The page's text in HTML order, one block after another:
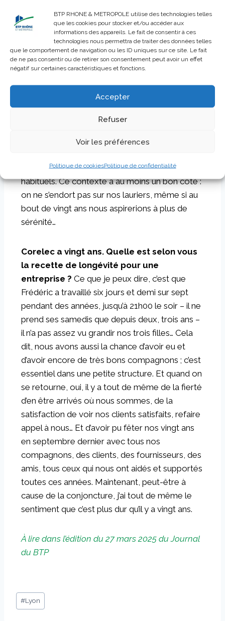
BTP RHONE & METROPOLE utilise des technologies telles
que les cookies pour stocker et/ou accéder aux
informations des appareils. Le fait de consentir à ces
technologies nous permettra de traiter des données telles
que le comportement de navigation ou les ID uniques sur ce site. Le fait
de ne pas consentir ou de retirer son consentement peut avoir un effet
négatif sur certaines caractéristiques et fonctions.
Accepter
Refuser
Voir les préférences
Politique de cookiesPolitique de confidentialité
Dans ce contexte maussade, comment se
porte l’activité dans votre secteur ?Je
pense que nous n’avons jamais vécu cela en
vingt ans. Nos distributeurs parlent même de «
catastrophe ». Personnellement nous avons du
travail, nos compagnons sont sur le terrain
chaque jour, mais nous avons moins de visibilité.
nos collègues souffrent même s’ils ne le disent
viennent chercher du travail sur nos marchés
habituels. Ce contexte a au moins un bon côté :
on ne s’endort pas sur nos lauriers, même si au
bout de vingt ans nous aspirerions à plus de
sérénité…
Corelec a vingt ans. Quelle est selon vous
la recette de longévité pour une
entreprise ? Ce que je peux dire, c’est que
Frédéric a travaillé six jours et demi sur sept
pendant des années, jusqu’à 21h00 le soir – il ne
prend ses samedis que depuis deux, trois ans –
il n’a pas assez vu grandir nos trois filles… Cela
dit, nous avons aussi la chance d’avoir eu et
d’avoir encore de très bons compagnons ; c’est
essentiel dans une petite structure. Et quand on
se retourne, oui, il y a tout de même de la fierté
d’en être arrivés où nous sommes, de la
satisfaction de voir nos clients satisfaits, refaire
appel à nous… Et d’avoir pu fêter nos vingt ans
en septembre dernier avec tous nos
compagnons, des clients, des fournisseurs, des
amis, tous ceux qui nous ont aidés et supportés
toutes ces années. Maintenant, peut-être à
cause de la conjoncture, j’ai tout de même le
sentiment que c’est plus dur qu’il y a vingt ans.
À lire dans l’édition du 27 mars 2025 du Journal
du BTP
#Lyon